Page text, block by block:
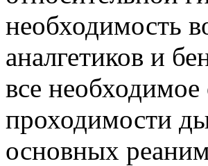
необходимость
аналгетиков и
все необходимое
проходимости
основных